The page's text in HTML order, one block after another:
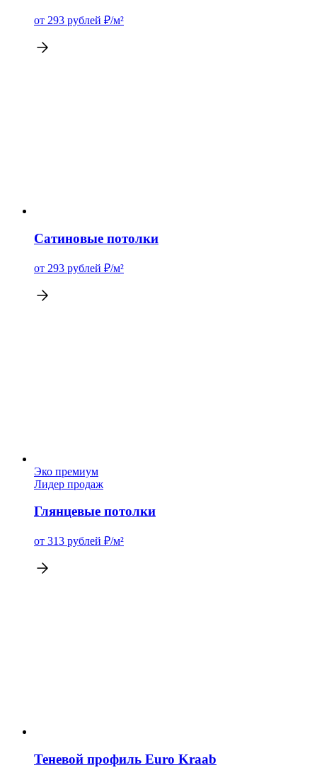
от 293 рублей ₽/м²
Сатиновые потолки
от 293 рублей ₽/м²
Эко премиум
Лидер продаж
Глянцевые потолки
от 313 рублей ₽/м²
Теневой профиль Euro Kraab